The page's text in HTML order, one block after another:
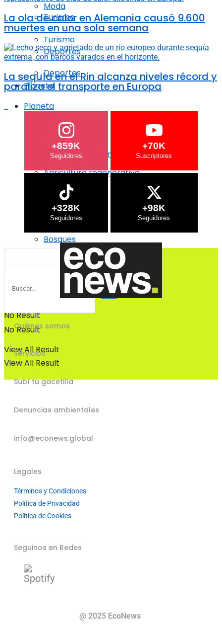
Turismo
Deportes
Planeta
Crisis Climática
Agricultura regenerativa
Océanos
Bosques
No Result
View All Result
Moda
Turismo
Deportes
Planeta
Crisis Climática
Agricultura regenerativa
Océanos
Bosques
No Result
View All Result
La ola de calor en Alemania causó 9.600
muertes en una sola semana
La sequía en el Rin alcanza niveles récord y
paraliza el transporte en Europa
+859K +70K
+328K +98K
Quiénes somos
Servicios
Subí tu gacetilla
Denuncias ambientales
info@econews.global
Legales
Términos y Condiciones
Política de Privacidad
Política de Cookies
Seguinos en Redes
@ 2025 EcoNews